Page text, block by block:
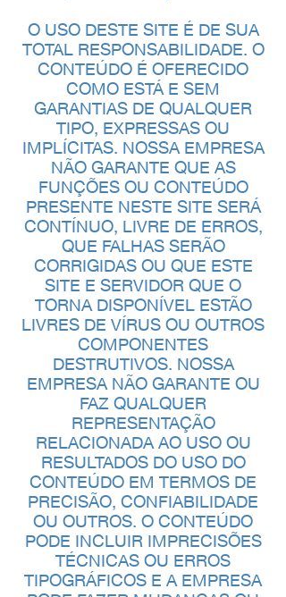
O USO DESTE SITE É DE SUA
TOTAL RESPONSABILIDADE. O
CONTEÚDO É OFERECIDO
COMO ESTÁ E SEM
GARANTIAS DE QUALQUER
TIPO, EXPRESSAS OU
IMPLÍCITAS. NOSSA EMPRESA
NÃO GARANTE QUE AS
FUNÇÕES OU CONTEÚDO
PRESENTE NESTE SITE SERÁ
CONTÍNUO, LIVRE DE ERROS,
QUE FALHAS SERÃO
CORRIGIDAS OU QUE ESTE
SITE E SERVIDOR QUE O
TORNA DISPONÍVEL ESTÃO
LIVRES DE VÍRUS OU OUTROS
COMPONENTES
DESTRUTIVOS. NOSSA
EMPRESA NÃO GARANTE OU
FAZ QUALQUER
REPRESENTAÇÃO
RELACIONADA AO USO OU
RESULTADOS DO USO DO
CONTEÚDO EM TERMOS DE
PRECISÃO, CONFIABILIDADE
OU OUTROS. O CONTEÚDO
PODE INCLUIR IMPRECISÕES
TÉCNICAS OU ERROS
TIPOGRÁFICOS E A EMPRESA